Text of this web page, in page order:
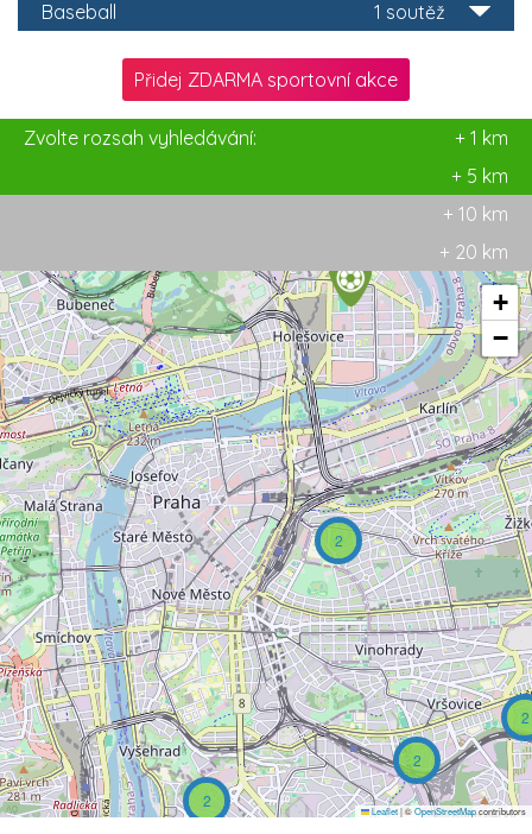
1 soutěž
Baseball
Přidej ZDARMA sportovní akce
Zvolte rozsah vyhledávání:
+ 1 km
+ 5 km
+ 10 km
+ 20 km
2
2
2
2
+
−
Leaflet|©OpenStreetMapcontributors